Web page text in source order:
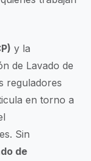
y la
de Lavado de
reguladores
en torno a
Sin
de